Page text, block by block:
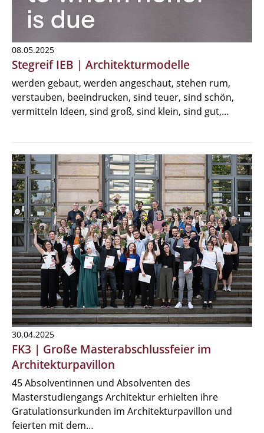
08.05.2025
Stegreif IEB | Architekturmodelle
werden gebaut, werden angeschaut, stehen rum,
verstauben, beeindrucken, sind teuer, sind schön,
vermitteln Ideen, sind groß, sind klein, sind gut,…
30.04.2025
FK3 | Große Masterabschlussfeier im
Architekturpavillon
45 Absolventinnen und Absolventen des
Masterstudiengangs Architektur erhielten ihre
Gratulationsurkunden im Architekturpavillon und
feierten mit dem…